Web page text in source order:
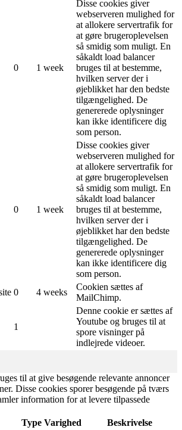
0 1 week
Disse cookies giver
webserveren mulighed for
at allokere servertrafik for
at gøre brugeroplevelsen
så smidig som muligt. En
såkaldt load balancer
bruges til at bestemme,
hvilken server der i
øjeblikket har den bedste
tilgængelighed. De
genererede oplysninger
kan ikke identificere dig
som person.
0 1 week
Disse cookies giver
webserveren mulighed for
at allokere servertrafik for
at gøre brugeroplevelsen
så smidig som muligt. En
såkaldt load balancer
bruges til at bestemme,
hvilken server der i
øjeblikket har den bedste
tilgængelighed. De
genererede oplysninger
kan ikke identificere dig
som person.
0 4 weeks
Cookien sættes af
MailChimp.
1
Denne cookie er sættes af
Youtube og bruges til at
spore visninger på
indlejrede videoer.
til at give besøgende relevante annoncer
Disse cookies sporer besøgende på tværs
information for at levere tilpassede
Type Varighed Beskrivelse